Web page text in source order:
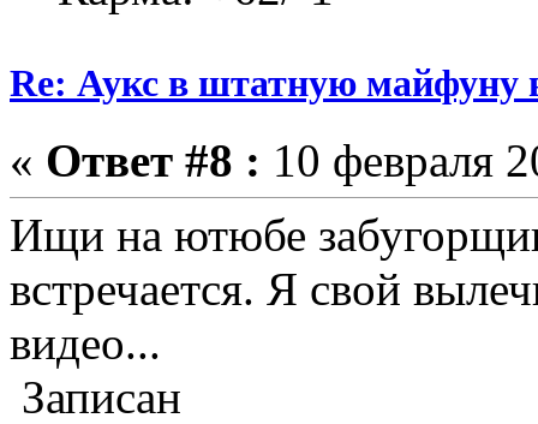
Re: Аукс в штатную майфуну
« Ответ #8 : 10 февраля
Ищи на ютюбе
встречается. Я свой
видео...
Записан